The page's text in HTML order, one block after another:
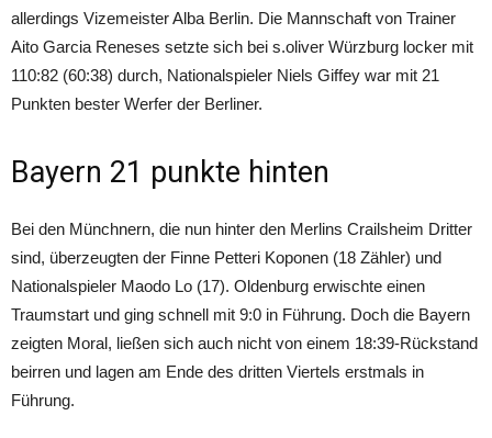
allerdings Vizemeister Alba Berlin. Die Mannschaft von Trainer
Aito Garcia Reneses setzte sich bei s.oliver Würzburg locker mit
110:82 (60:38) durch, Nationalspieler Niels Giffey war mit 21
Punkten bester Werfer der Berliner.
Bayern 21 punkte hinten
Bei den Münchnern, die nun hinter den Merlins Crailsheim Dritter
sind, überzeugten der Finne Petteri Koponen (18 Zähler) und
Nationalspieler Maodo Lo (17). Oldenburg erwischte einen
Traumstart und ging schnell mit 9:0 in Führung. Doch die Bayern
zeigten Moral, ließen sich auch nicht von einem 18:39-Rückstand
beirren und lagen am Ende des dritten Viertels erstmals in
Führung.